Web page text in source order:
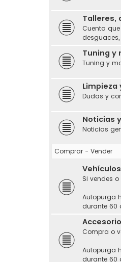
Talleres,
Cuenta
desguaces,
Tuning y
Tuning y
Dudas y
Noticias
Noticias
Comprar - Vender
Vehículos
Si vendes
Autopurga
durante 60
Compra o
Autopurga
durante 60